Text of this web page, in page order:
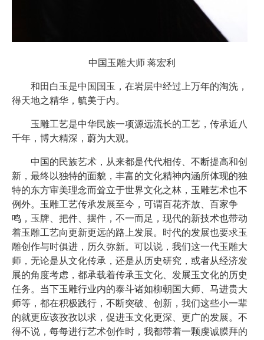
中国玉雕大师 蒋宏利
和田白玉是中国国玉，在岩层中经过上万年的淘洗，
得天地之精华，毓美于内。
玉雕工艺是中华民族一项源远流长的工艺，传承近八
千年，博大精深，蔚为大观。
中国的民族艺术，从来都是代代相传、不断提高和创
新，最终以独特的面貌，丰富的文化精神内涵所体现的独
特的东方审美理念而耸立于世界文化之林，玉雕艺术也不
例外。玉雕工艺传承发展至今，可谓百花齐放、百家争
鸣，玉牌、把件、摆件，不一而足，现代的新技术也带动
着玉雕工艺向更新更远的路上发展。时代的发展也要求玉
雕创作与时俱进，历久弥新。可以说，我们这一代玉雕大
师，无论是从文化传承，还是从历史研究，或者从经济发
展的角度考虑，都承载着传承玉文化、发展玉文化的历史
任务。当下玉雕行业内的泰斗诸如柳朝国大师、马进贵大
师等，都在积极践行，不断突破、创新，我们这些小一辈
的就更应该孜孜以求，促进玉文化更深、更广的发展。不
得不说，每每进行艺术创作时，我都带着一颗虔诚膜拜的